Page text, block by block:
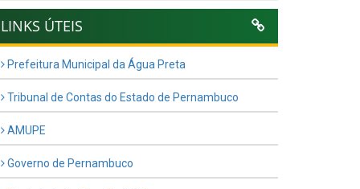
LINKS ÚTEIS
Prefeitura Municipal da Água Preta
Tribunal de Contas do Estado de Pernambuco
AMUPE
Governo de Pernambuco